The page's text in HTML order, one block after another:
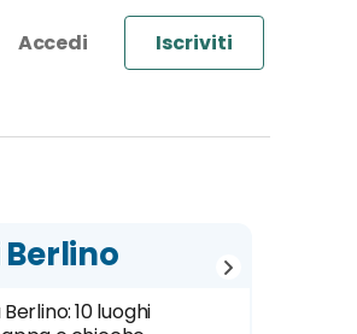
Iscriviti
Berlino
10 luoghi